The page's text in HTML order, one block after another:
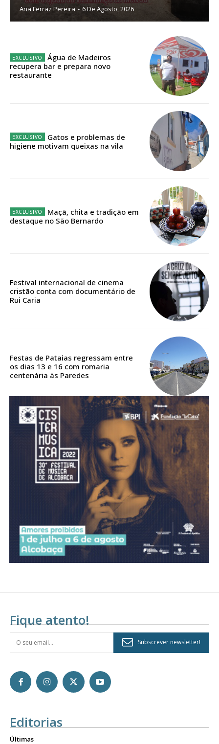
Sendo assinante terá acesso a todos os conteúdos exclusivos e versões
12 meses
Edição em papel entregue à Quinta-feira em sua
Acesso ao conteúdo online
Acesso aos conteúdos Exclusivos para
16€
Acesso ao conteúdo online
Acesso aos conteúdos Exclusivos para
assinantes
Ofertas para assinatura anual
Escolha o plano
Ana Ferraz Pereira - 6 De Agosto, 2026
Água de Madeiros
recupera bar e prepara novo
restaurante
Gatos e problemas de
higiene motivam queixas na vila
Maçã, chita e tradição em
destaque no São Bernardo
Festival internacional de cinema
cristão conta com documentário de
Rui Caria
Festas de Pataias regressam entre
os dias 13 e 16 com romaria
centenária às Paredes
Fique atento!
Subscrever newsletter!
Editorias
Últimas